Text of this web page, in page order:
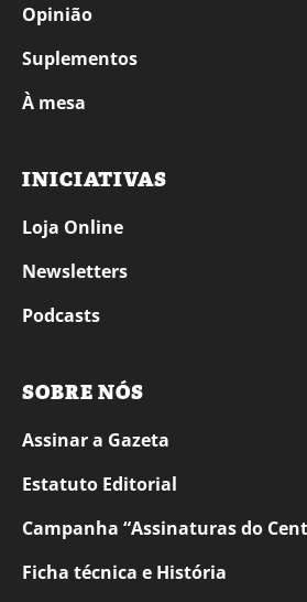
Opinião
Suplementos
À mesa
INICIATIVAS
Loja Online
Newsletters
Podcasts
SOBRE NÓS
Assinar a Gazeta
Estatuto Editorial
Campanha “Assinaturas do
Ficha técnica e História